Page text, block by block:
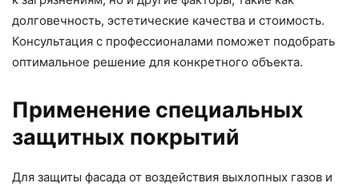
долговечность, эстетические качества и стоимость.
Консультация с профессионалами поможет подобрать
оптимальное решение для конкретного объекта.
Применение специальных
защитных покрытий
Для защиты фасада от воздействия выхлопных газов и